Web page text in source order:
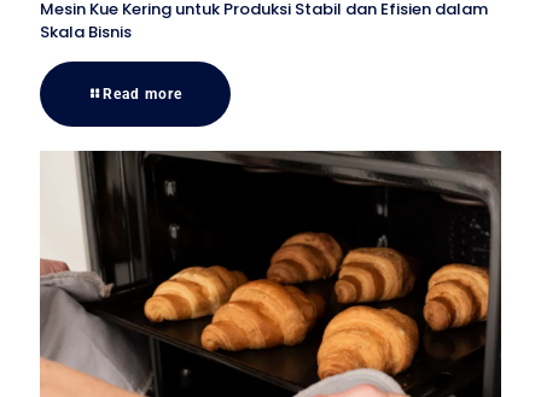
Mesin Kue Kering untuk Produksi Stabil dan Efisien dalam
Skala Bisnis
Read more